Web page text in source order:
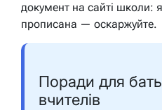
документ на сайті школи:
прописана — оскаржуйте.
Поради для
вчителів